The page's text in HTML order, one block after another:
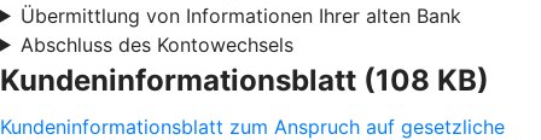
Übermittlung von Informationen Ihrer alten Bank
Abschluss des Kontowechsels
Kundeninformationsblatt (108 KB)
Kundeninformationsblatt zum Anspruch auf gesetzliche